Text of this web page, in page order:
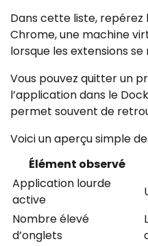
Dans cette liste, repérez
Chrome, une machine
lorsque les extensions
Vous pouvez quitter un
l’application dans le
permet souvent de
Voici un aperçu simple
Élément observé
Application lourde
active
Nombre élevé
d’onglets